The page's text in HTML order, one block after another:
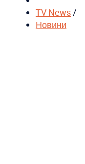
TV News/
Новини